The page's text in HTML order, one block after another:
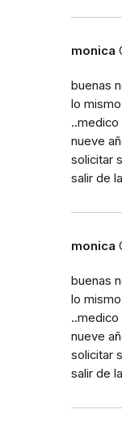
monica
buenas
lo
..medico
nueve
solicitar
salir de
monica
buenas
lo
..medico
nueve
solicitar
salir de